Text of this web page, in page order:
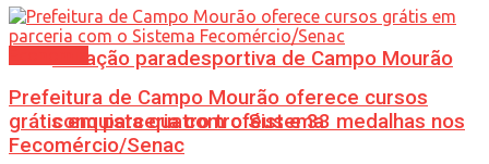
Natação paradesportiva de Campo Mourão
conquista quatro troféus e 33 medalhas nos
Prefeitura de Campo Mourão oferece cursos
grátis em parceria com o Sistema
Fecomércio/Senac